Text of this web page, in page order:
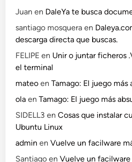
Juan en DaleYa te busca
santiago mosquera en
descarga directa que buscas.
FELIPE en Unir o juntar ficheros
el terminal
mateo enTamago: El juego
ola enTamago: El juego más
SIDELL3 enCosas que instalar
Ubuntu Linux
admin enVuelve un facilware
Santiago enVuelve un facilware